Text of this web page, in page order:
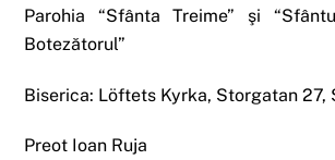
Parohia “Sfânta Treime” şi
Botezătorul”
Biserica: Löftets Kyrka, Storgatan 27,
Preot Ioan Ruja